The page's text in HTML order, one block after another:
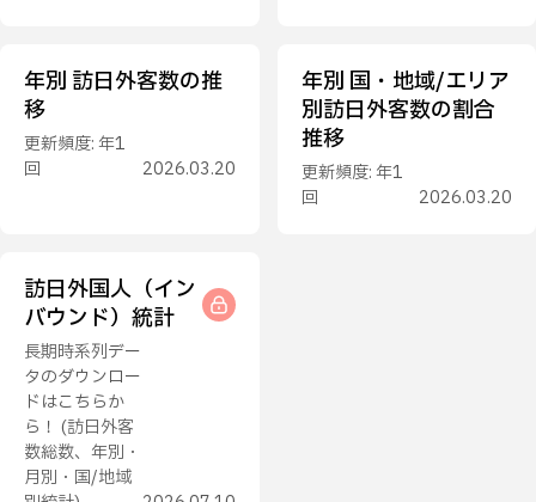
年別 訪日外客数の推
移
更新頻度: 年1
回
2026.03.20
年別 国・地域/エリア
別訪日外客数の割合
推移
更新頻度: 年1
回
2026.03.20
訪日外国人（イン
バウンド）統計
長期時系列デー
タのダウンロー
ドはこちらか
ら！ (訪日外客
数総数、年別・
月別・国/地域